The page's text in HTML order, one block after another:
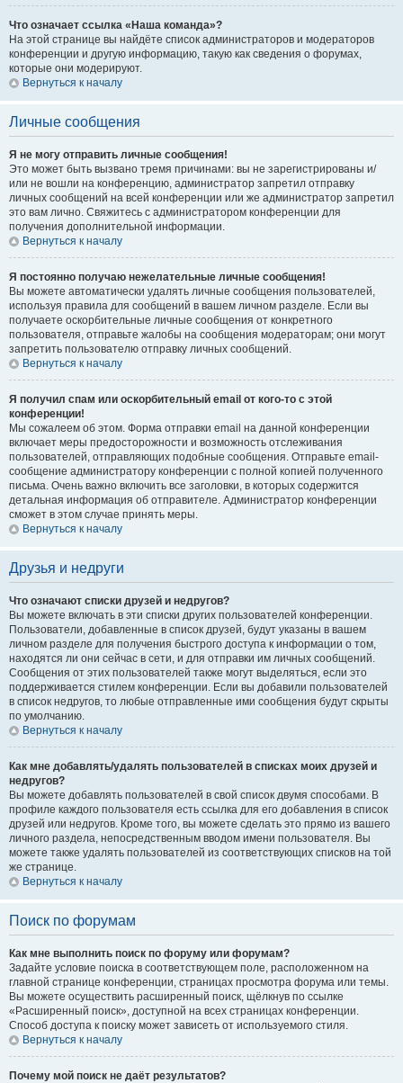
Что означает ссылка «Наша команда»?
На этой странице вы найдёте список администраторов и модераторов
конференции и другую информацию, такую как сведения о форумах,
которые они модерируют.
Вернуться к началу
Личные сообщения
Я не могу отправить личные сообщения!
Это может быть вызвано тремя причинами: вы не зарегистрированы и/
или не вошли на конференцию, администратор запретил отправку
личных сообщений на всей конференции или же администратор запретил
это вам лично. Свяжитесь с администратором конференции для
получения дополнительной информации.
Вернуться к началу
Я постоянно получаю нежелательные личные сообщения!
Вы можете автоматически удалять личные сообщения пользователей,
используя правила для сообщений в вашем личном разделе. Если вы
получаете оскорбительные личные сообщения от конкретного
пользователя, отправьте жалобы на сообщения модераторам; они могут
запретить пользователю отправку личных сообщений.
Вернуться к началу
Я получил спам или оскорбительный email от кого-то с этой
конференции!
Мы сожалеем об этом. Форма отправки email на данной конференции
включает меры предосторожности и возможность отслеживания
пользователей, отправляющих подобные сообщения. Отправьте email-
сообщение администратору конференции с полной копией полученного
письма. Очень важно включить все заголовки, в которых содержится
детальная информация об отправителе. Администратор конференции
сможет в этом случае принять меры.
Вернуться к началу
Друзья и недруги
Что означают списки друзей и недругов?
Вы можете включать в эти списки других пользователей конференции.
Пользователи, добавленные в список друзей, будут указаны в вашем
личном разделе для получения быстрого доступа к информации о том,
находятся ли они сейчас в сети, и для отправки им личных сообщений.
Сообщения от этих пользователей также могут выделяться, если это
поддерживается стилем конференции. Если вы добавили пользователей
в список недругов, то любые отправленные ими сообщения будут скрыты
по умолчанию.
Вернуться к началу
Как мне добавлять/удалять пользователей в списках моих друзей и
недругов?
Вы можете добавлять пользователей в свой список двумя способами. В
профиле каждого пользователя есть ссылка для его добавления в список
друзей или недругов. Кроме того, вы можете сделать это прямо из вашего
личного раздела, непосредственным вводом имени пользователя. Вы
можете также удалять пользователей из соответствующих списков на той
же странице.
Вернуться к началу
Поиск по форумам
Как мне выполнить поиск по форуму или форумам?
Задайте условие поиска в соответствующем поле, расположенном на
главной странице конференции, страницах просмотра форума или темы.
Вы можете осуществить расширенный поиск, щёлкнув по ссылке
«Расширенный поиск», доступной на всех страницах конференции.
Способ доступа к поиску может зависеть от используемого стиля.
Вернуться к началу
Почему мой поиск не даёт результатов?